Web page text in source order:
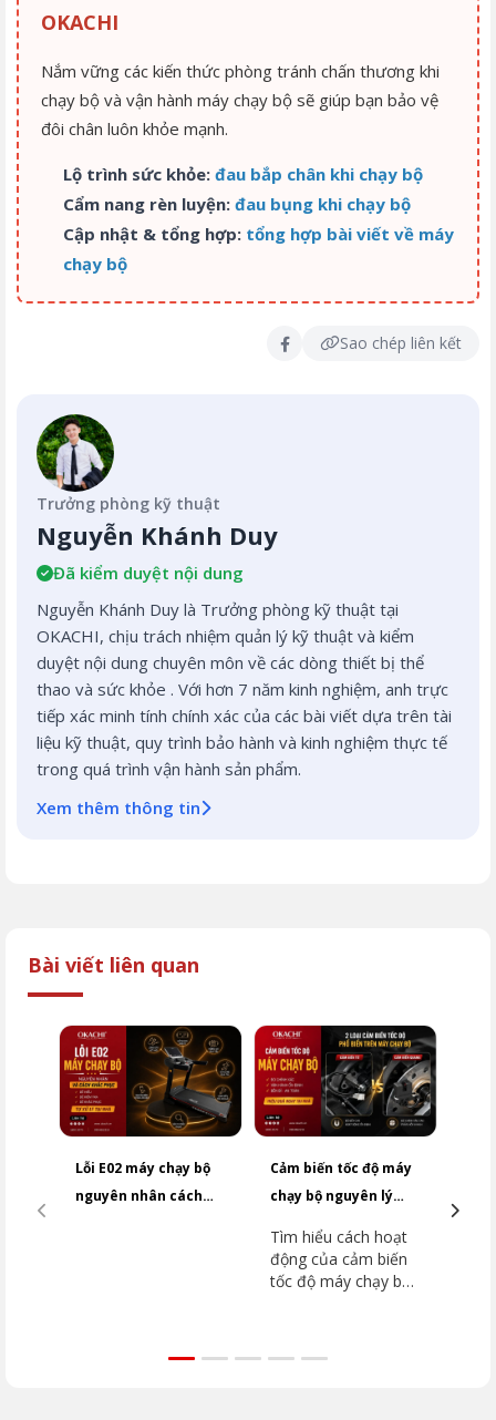
OKACHI
Nắm vững các kiến thức phòng tránh chấn thương khi
chạy bộ và vận hành máy chạy bộ sẽ giúp bạn bảo vệ
đôi chân luôn khỏe mạnh.
Lộ trình sức khỏe: đau bắp chân khi chạy bộ
Cẩm nang rèn luyện: đau bụng khi chạy bộ
Cập nhật & tổng hợp: tổng hợp bài viết về máy
chạy bộ
Sao chép liên kết
Trưởng phòng kỹ thuật
Nguyễn Khánh Duy
Đã kiểm duyệt nội dung
Nguyễn Khánh Duy là Trưởng phòng kỹ thuật tại
OKACHI, chịu trách nhiệm quản lý kỹ thuật và kiểm
duyệt nội dung chuyên môn về các dòng thiết bị thể
thao và sức khỏe . Với hơn 7 năm kinh nghiệm, anh trực
tiếp xác minh tính chính xác của các bài viết dựa trên tài
liệu kỹ thuật, quy trình bảo hành và kinh nghiệm thực tế
trong quá trình vận hành sản phẩm.
Xem thêm thông tin
Bài viết liên quan
Lỗi E02 máy chạy bộ
nguyên nhân cách
Cảm biến tốc độ máy
chạy bộ nguyên lý
kiểm tra
Tìm hiểu cách hoạt
động của cảm biến
tốc độ máy chạy bộ,